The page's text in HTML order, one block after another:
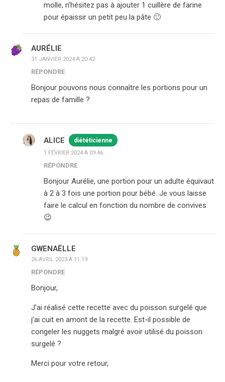
molle, n'hésitez pas à ajouter 1 cuillère de farine
pour épaissir un petit peu la pâte 🙂
AURÉLIE
31 JANVIER 2024 À 20:42
RÉPONDRE
Bonjour pouvons nous connaître les portions pour un
repas de famille ?
ALICE diététicienne
1 FÉVRIER 2024 À 09:46
RÉPONDRE
Bonjour Aurélie, une portion pour un adulte équivaut
à 2 à 3 fois une portion pour bébé. Je vous laisse
faire le calcul en fonction du nombre de convives
😉
GWENAËLLE
26 AVRIL 2023 À 11:19
RÉPONDRE
Bonjour,
J’ai réalisé cette recette avec du poisson surgelé que
j’ai cuit en amont de la recette. Est-il possible de
congeler les nuggets malgré avoir utilisé du poisson
surgelé ?
Merci pour votre retour,